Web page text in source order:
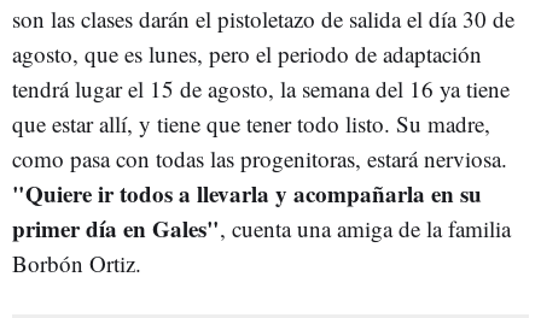
son las clases darán el pistoletazo de salida el día 30 de
agosto, que es lunes, pero el periodo de adaptación
tendrá lugar el 15 de agosto, la semana del 16 ya tiene
que estar allí, y tiene que tener todo listo. Su madre,
como pasa con todas las progenitoras, estará nerviosa.
"Quiere ir todos a llevarla y acompañarla en su
primer día en Gales", cuenta una amiga de la familia
Borbón Ortiz.